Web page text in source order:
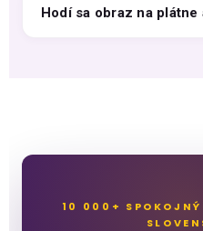
Hodí sa obraz na plátne
10 000+